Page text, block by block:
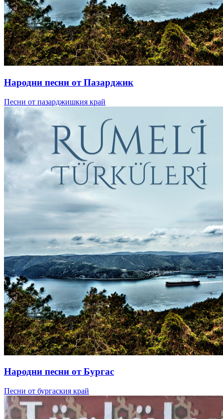
Народни песни от Пазарджик
Песни от пазарджишкия край
Народни песни от Бургас
Песни от бургаския край